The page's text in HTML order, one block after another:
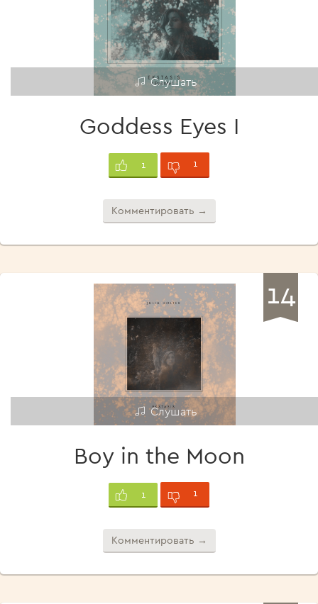
Слушать
Goddess Eyes I
1 1
Комментировать →
14
Слушать
Boy in the Moon
1 1
Комментировать →